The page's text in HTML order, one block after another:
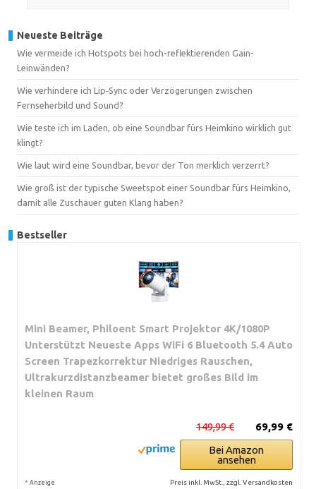
Neueste Beiträge
Wie vermeide ich Hotspots bei hoch-reflektierenden Gain-
Leinwänden?
Wie verhindere ich Lip‑Sync oder Verzögerungen zwischen
Fernseherbild und Sound?
Wie teste ich im Laden, ob eine Soundbar fürs Heimkino wirklich gut
klingt?
Wie laut wird eine Soundbar, bevor der Ton merklich verzerrt?
Wie groß ist der typische Sweetspot einer Soundbar fürs Heimkino,
damit alle Zuschauer guten Klang haben?
Bestseller
Mini Beamer, Philoent Smart Projektor 4K/1080P
Unterstützt Neueste Apps WiFi 6 Bluetooth 5.4 Auto
Screen Trapezkorrektur Niedriges Rauschen,
Ultrakurzdistanzbeamer bietet großes Bild im
kleinen Raum
69,99 €
149,99 €
Bei Amazon
ansehen
* Anzeige Preis inkl. MwSt., zzgl. Versandkosten